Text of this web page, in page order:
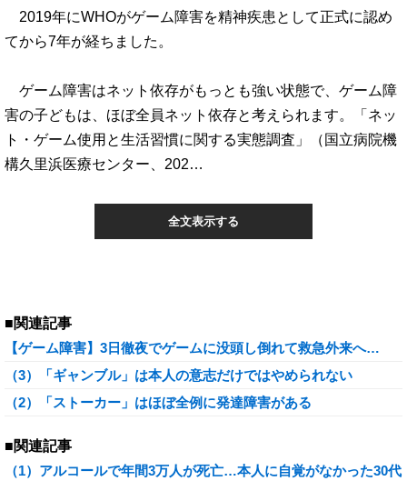
2019年にWHOがゲーム障害を精神疾患として正式に認め
てから7年が経ちました。
ゲーム障害はネット依存がもっとも強い状態で、ゲーム障
害の子どもは、ほぼ全員ネット依存と考えられます。「ネッ
ト・ゲーム使用と生活習慣に関する実態調査」（国立病院機
構久里浜医療センター、202…
全文表示する
■関連記事
【ゲーム障害】3日徹夜でゲームに没頭し倒れて救急外来へ…
（3）「ギャンブル」は本人の意志だけではやめられない
（2）「ストーカー」はほぼ全例に発達障害がある
■関連記事
（1）アルコールで年間3万人が死亡…本人に自覚がなかった30代